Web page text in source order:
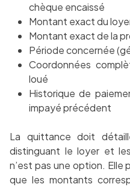
chèque encaissé
Montant exact du
Montant exact de la
Période concernée
Coordonnées
loué
Historique de
impayé précédent
La quittance doit
distinguant le loyer et
n’est pas une option. Elle
que les montants